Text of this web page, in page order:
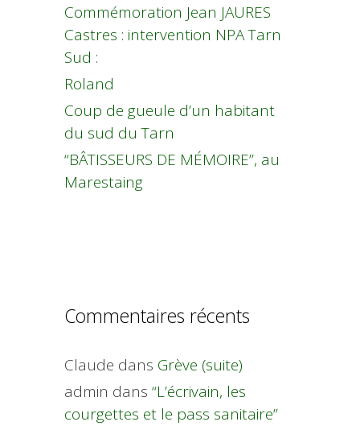
Commémoration Jean JAURES
Castres : intervention NPA Tarn
Sud :
Roland
Coup de gueule d’un habitant
du sud du Tarn
“BÂTISSEURS DE MÉMOIRE”, au
Marestaing
Commentaires récents
Claude dans Grève (suite)
admin dans “L’écrivain, les
courgettes et le pass sanitaire”